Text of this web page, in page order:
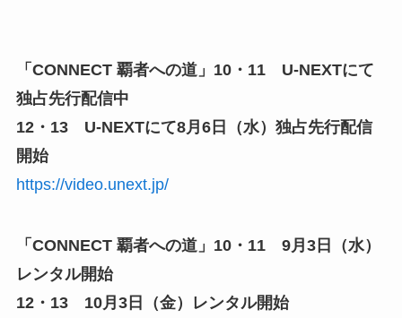
「CONNECT 覇者への道」10・11 U-NEXTにて
独占先行配信中
12・13 U-NEXTにて8月6日（水）独占先行配信
開始
https://video.unext.jp/
「CONNECT 覇者への道」10・11 9月3日（水）
レンタル開始
12・13 10月3日（金）レンタル開始